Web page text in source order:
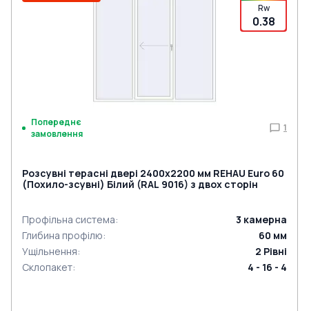
Rw
0.38
Попереднє
замовлення
1
Розсувні терасні двері 2400x2200 мм REHAU Euro 60
(Похило-зсувні) Білий (RAL 9016) з двох сторін
Профільна система: 3 камерна
Глибина профілю: 60 мм
Ущільнення: 2 Рівні
Склопакет: 4 - 16 - 4